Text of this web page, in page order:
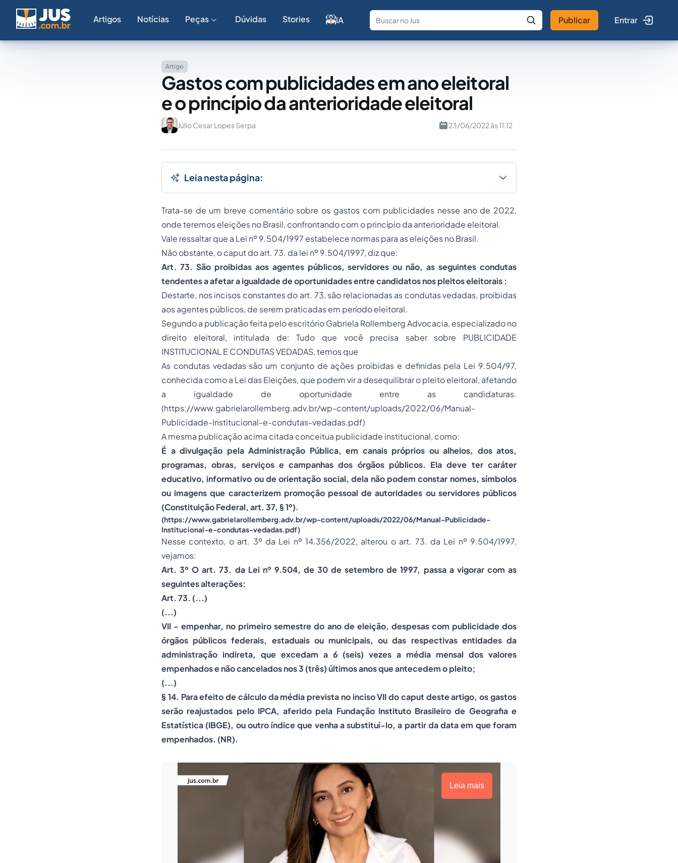
Artigos Notícias Peças Dúvidas Stories IA
Fale com a IA Buscar no Jus
Publicar Entrar
Artigo
Gastos com publicidades em ano eleitoral
e o princípio da anterioridade eleitoral
Júlio Cesar Lopes Serpa 23/06/2022 às 11:12
Leia nesta página:
Trata-se de um breve comentário sobre os gastos com publicidades nesse ano de 2022,
onde teremos eleições no Brasil, confrontando com o princípio da anterioridade eleitoral.
Vale ressaltar que a Lei nº 9.504/1997 estabelece normas para as eleições no Brasil.
Não obstante, ocaputdo art. 73. da lei nº 9.504/1997, diz que:
Art. 73. São proibidas aos agentes públicos, servidores ou não, as seguintes condutas
tendentes a afetar a igualdade de oportunidades entre candidatos nos pleitos eleitorais :
Destarte, nos incisos constantes do art. 73, são relacionadas as condutas vedadas, proibidas
aos agentes públicos, de serem praticadas em período eleitoral.
Segundo a publicação feita pelo escritório Gabriela Rollemberg Advocacia, especializado no
direito eleitoral, intitulada de:Tudo que você precisa saber sobre PUBLICIDADE
INSTITUCIONAL E CONDUTAS VEDADAS, temos que
As condutas vedadas são um conjunto de ações proibidas e definidas pela Lei 9.504/97,
conhecida como a Lei das Eleições, que podem vir a desequilibrar o pleito eleitoral, afetando
a igualdade de oportunidade entre as candidaturas.
(https://www.gabrielarollemberg.adv.br/wp-content/uploads/2022/06/Manual-
Publicidade-Institucional-e-condutas-vedadas.pdf)
A mesma publicação acima citada conceitua publicidade institucional, como:
É a divulgação pela Administração Pública, em canais próprios ou alheios, dos atos,
programas, obras, serviços e campanhas dos órgãos públicos. Ela deve ter caráter
educativo, informativo ou de orientação social, dela não podem constar nomes, símbolos
ou imagens que caracterizem promoção pessoal de autoridades ou servidores públicos
(Constituição Federal, art. 37, § 1º).
(https://www.gabrielarollemberg.adv.br/wp-content/uploads/2022/06/Manual-Publicidade-
Institucional-e-condutas-vedadas.pdf)
Nesse contexto, o art. 3º da Lei nº 14.356/2022, alterou o art. 73. da Lei nº 9.504/1997,
vejamos:
Art. 3º O art. 73. da Lei nº 9.504, de 30 de setembro de 1997, passa a vigorar com as
seguintes alterações:
Art. 73. (...)
(...)
VII - empenhar, no primeiro semestre do ano de eleição, despesas com publicidade dos
órgãos públicos federais, estaduais ou municipais, ou das respectivas entidades da
administração indireta, que excedam a 6 (seis) vezes a média mensal dos valores
empenhados e não cancelados nos 3 (três) últimos anos que antecedem o pleito;
(...)
§ 14. Para efeito de cálculo da média prevista no inciso VII do caput deste artigo, os gastos
serão reajustados pelo IPCA, aferido pela Fundação Instituto Brasileiro de Geografia e
Estatística (IBGE), ou outro índice que venha a substituí-lo, a partir da data em que foram
empenhados. (NR).
Leia mais